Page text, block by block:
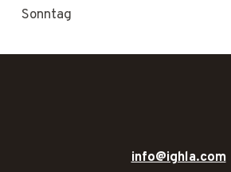
Sonntag
info@ighla.com